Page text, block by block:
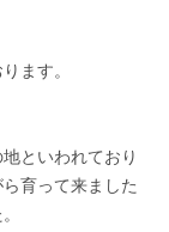
ます。
といわれており
育って来ました